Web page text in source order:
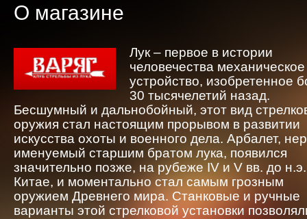
О магазине
Лук – первое в истории
человечества механическое
устройство, изобретенное
30 тысячелетий назад.
Бесшумный и дальнобойный, этот вид
оружия стал настоящим прорывом в развитии
искусства охоты и военного дела. Арбалет,
именуемый старшим братом лука, появился
значительно позже, на рубеже IV и V вв. до
Китае, и моментально стал самым грозным
оружием Древнего мира. Станковые и ручные
варианты этой стрелковой установки